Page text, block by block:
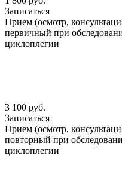
Записаться
Прием (осмотр,
первичный при
циклоплегии
3 100 руб.
Записаться
Прием (осмотр,
повторный при
циклоплегии